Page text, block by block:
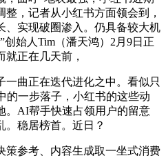
，记者从小红书方面领会到，
、实现破圈渗入。仍具备较大机
始人Tim（潘天鸿）2月9日正
正在几天前，
曲正在迭代进化之中。看似只
的一步落子，小红书的这些动
。AI帮手快速占领用户的留意
。稳居榜首。近日？
参考、内容生成取一坐式消费